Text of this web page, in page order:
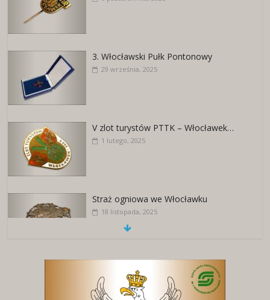
3. Włocławski Pułk Pontonowy
29 września, 2025
V zlot turystów PTTK – Włocławek…
1 lutego, 2025
Straż ogniowa we Włocławku
18 listopada, 2025